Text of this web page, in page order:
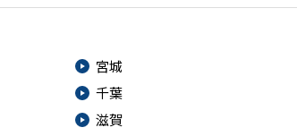
宮城
千葉
滋賀